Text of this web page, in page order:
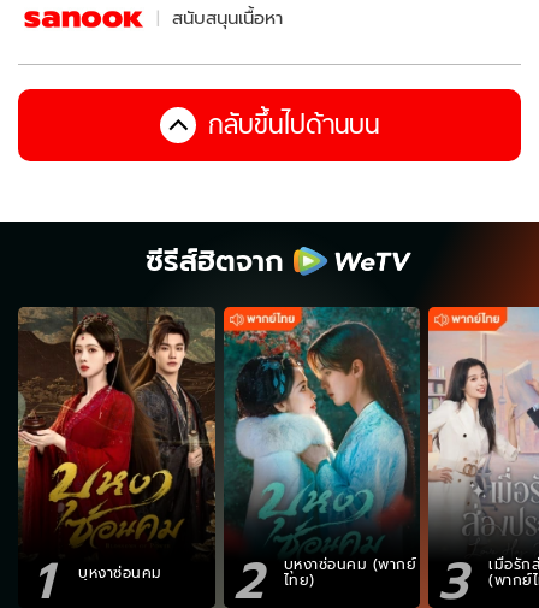
สนับสนุนเนื้อหา
กลับขึ้นไปด้านบน
ซีรีส์ฮิตจาก
1 บุหงาซ่อนคม 2 บุหงาซ่อนคม (พากย์
ไทย) 3 เมื่อรัก
(พากย์